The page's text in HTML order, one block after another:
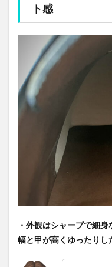
ト感
・外観はシャープで細
幅と甲が高くゆったりし